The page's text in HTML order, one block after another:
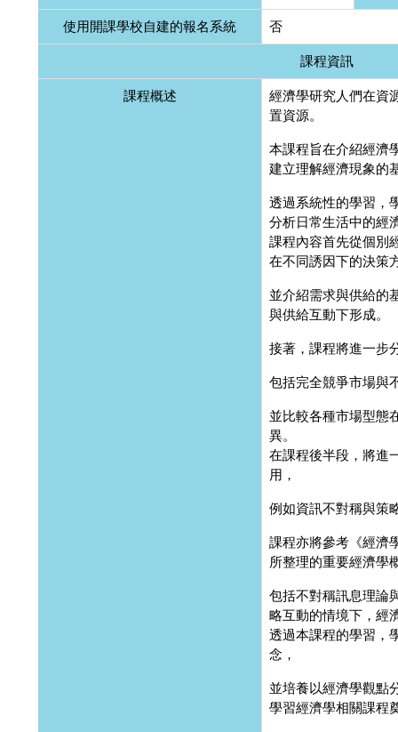
使用開課學校自建的報名系統 否
課程資訊
課程概述
經濟學研究人們在資
置資源。
本課程旨在介紹經濟
建立理解經濟現象的
透過系統性的學習，
分析日常生活中的經
課程內容首先從個別
在不同誘因下的決策
並介紹需求與供給的
與供給互動下形成。
接著，課程將進一步
包括完全競爭市場與
並比較各種市場型態
異。
在課程後半段，將進
用，
例如資訊不對稱與策
課程亦將參考《經濟
所整理的重要經濟學
包括不對稱訊息理論
略互動的情境下，經
透過本課程的學習，
念，
並培養以經濟學觀點
學習經濟學相關課程